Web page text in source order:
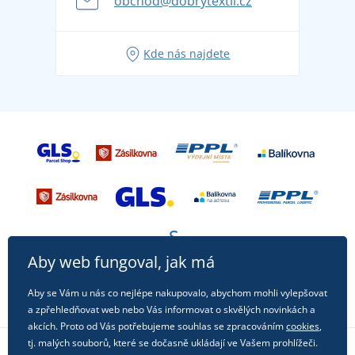
Tipy na svěží outfity pro pohodové léto
Kde nás najdete
Aby web fungoval, jak má
Aby se Vám u nás co nejlépe nakupovalo, abychom mohli vylepšovat
a zpřehledňovat web nebo Vás informovat o skvělých novinkách a
akcích. Proto od Vás potřebujeme souhlas se zpracovánímcookies,
tj. malých souborů, které se dočasně ukládají ve Vašem prohlížeči.